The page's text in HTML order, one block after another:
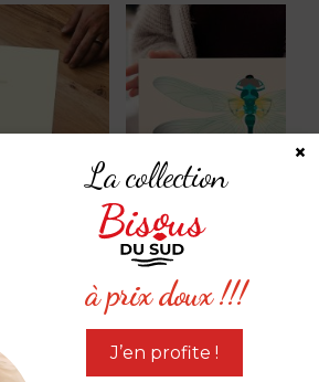
Lyly Belle la libellule
La collection
à prix doux !!!
J’en profite !
×